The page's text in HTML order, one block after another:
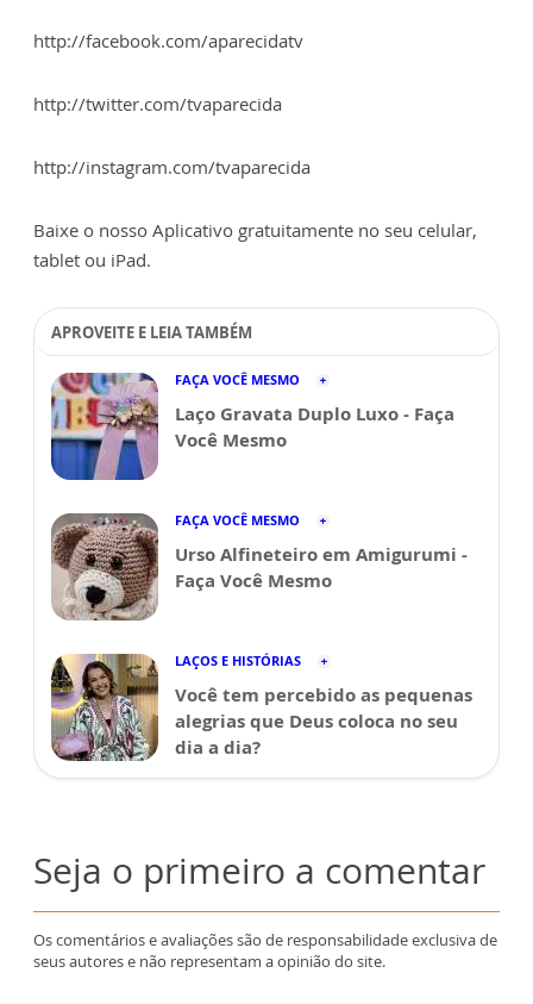
http://facebook.com/aparecidatv
http://twitter.com/tvaparecida
http://instagram.com/tvaparecida
Baixe o nosso Aplicativo gratuitamente no seu celular,
tablet ou iPad.
APROVEITE E LEIA TAMBÉM
FAÇA VOCÊ MESMO
Laço Gravata Duplo Luxo - Faça
Você Mesmo
FAÇA VOCÊ MESMO
Urso Alfineteiro em Amigurumi -
Faça Você Mesmo
LAÇOS E HISTÓRIAS
Você tem percebido as pequenas
alegrias que Deus coloca no seu
dia a dia?
Seja o primeiro a comentar
Os comentários e avaliações são de responsabilidade exclusiva de
seus autores e não representam a opinião do site.